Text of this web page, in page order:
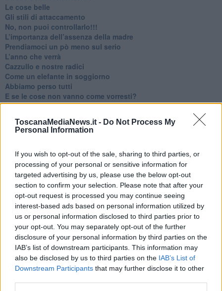
ToscanaMediaNews.it - Do Not Process My
Personal Information
If you wish to opt-out of the sale, sharing to third parties, or
processing of your personal or sensitive information for
targeted advertising by us, please use the below opt-out
section to confirm your selection. Please note that after your
opt-out request is processed you may continue seeing
interest-based ads based on personal information utilized by
us or personal information disclosed to third parties prior to
your opt-out. You may separately opt-out of the further
disclosure of your personal information by third parties on the
IAB’s list of downstream participants. This information may
also be disclosed by us to third parties on the IAB’s List of
Downstream Participants that may further disclose it to other
Le cose belle
​Gli stili di attaccamento
No, non puoi controllarlo!!!
​L’importanza dell’assenza della madre
​Prendiamoci un pò meno sul serio
​L’anno che verrà
​Cazzullo e nostre radici
​Come un elefante in soggiorno
​Abbiamo perso tutti
E se le cose non vanno come vorresti?
​Chi sono i genitori elicottero
Quando il diritto alla disconnessione non viene accolto
​L’importanza della comunicazione in famiglia
​Il pensiero dicotomico e la salute mentale
​Consigli di lettura per genitori e non solo
​La Clownterapia
​Differenze tra persone frustrate e non
L’invisibile fatica mentale
Vacanze a km zero
​Buone Vacan(si)e!
​Il lato positivo delle cose
​Storie antiche di tempi moderni
​Quello che alle mamme non dicono
Adultescenza
Homo imbecillis
​4 anni di Blog
Quando il silenzio è aggressivo